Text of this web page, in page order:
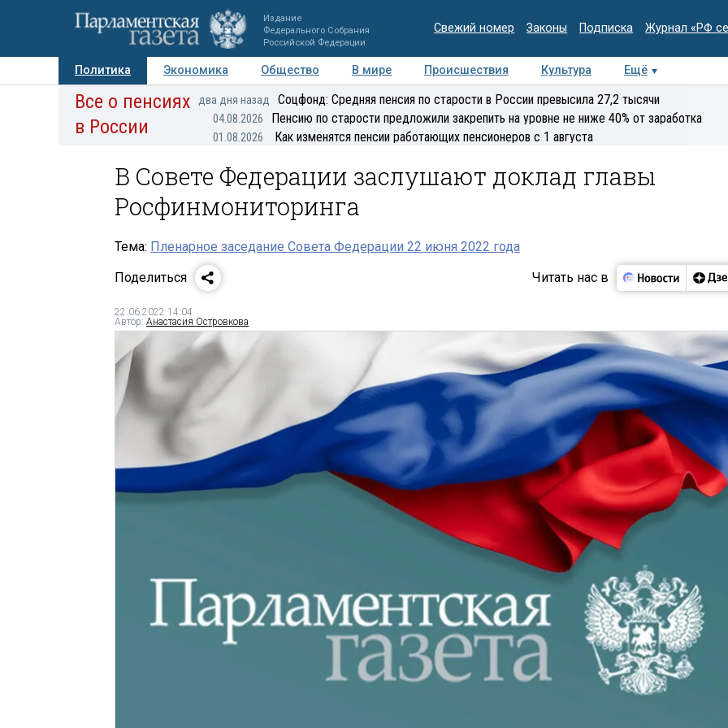
Издание
Федерального Собрания
Российской Федерации
Свежий номер Законы Подписка Журнал «РФ
Политика Экономика Общество В мире Происшествия Культура
Ещё
Авторы Персоны Мнения Регионы Медиацентр Интервью Колумнисты
Все о пенсиях
в России
два дня назад Соцфонд: Средняя пенсия по старости в России превысила 27,2 тысячи
04.08.2026 Пенсию по старости предложили закрепить на уровне не ниже 40% от заработка
01.08.2026 Как изменятся пенсии работающих пенсионеров с 1 августа
В Совете Федерации заслушают доклад главы
Росфинмониторинга
Тема: Пленарное заседание Совета Федерации 22 июня 2022 года
Поделиться
Читать нас в
22.06.2022 14:04
Автор: Анастасия Островкова